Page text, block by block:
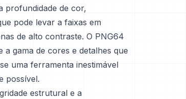
profundidade de cor,
pode levar a faixas em
de alto contraste. O PNG64
a gama de cores e detalhes que
uma ferramenta inestimável
possível.
estrutural e a